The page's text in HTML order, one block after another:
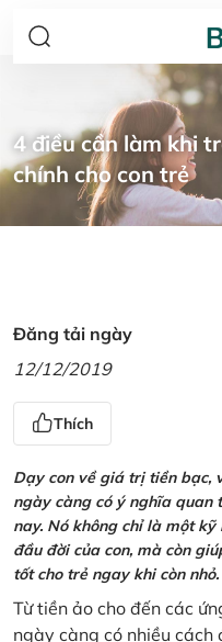
4 điều cần làm khi
chính cho con trẻ
Đăng tải ngày
12/12/2019
Thích
Dạy con về giá trị tiền bạc,
ngày càng có ý nghĩa
nay. Nó không chỉ là một
đầu đời của con, mà còn
tốt cho trẻ ngay khi còn nhỏ.
Từ tiền ảo cho đến các
ngày càng có nhiều